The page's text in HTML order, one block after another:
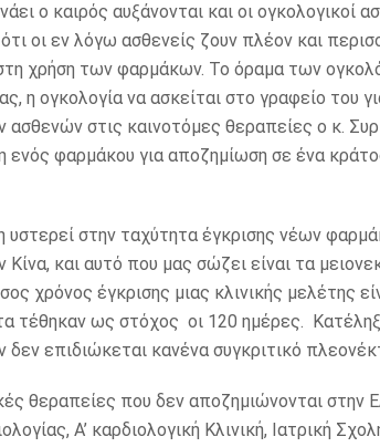
ο καιρός αυξάνονται και οι ογκολογικοί
οι εν λόγω ασθενείς ζουν πλέον και
χρήση των φαρμάκων. Το όραμα των
η ογκολογία να ασκείται στο γραφείο του
στις καινοτόμες θεραπείες ο κ.
φαρμάκου για αποζημίωση σε ένα
στην ταχύτητα έγκρισης νέων
και αυτό που μας σώζει είναι τα
χρόνος έγκρισης μιας κλινικής μελέτης
τέθηκαν ως στόχος οι 120 ημέρες.
επιδιώκεται κανένα συγκριτικό
θεραπείες που δεν αποζημιώνονται
Α’ καρδιολογική Κλινική, Ιατρική